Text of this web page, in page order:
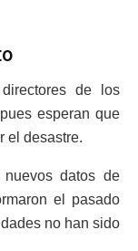
de los
esperan que
el desastre.
nuevos datos de
el pasado
no han sido